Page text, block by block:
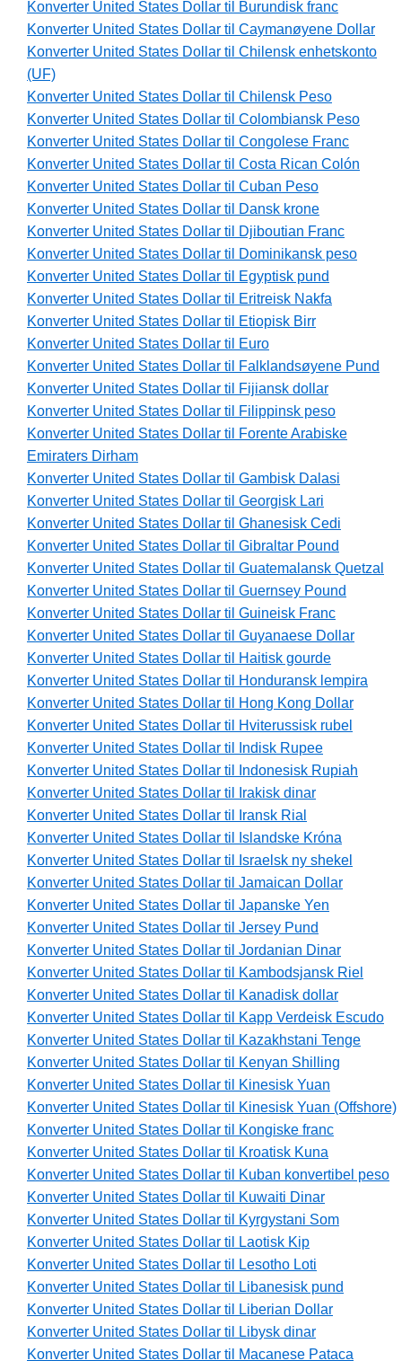
Konverter United States Dollar til Burundisk franc
Konverter United States Dollar til Caymanøyene Dollar
Konverter United States Dollar til Chilensk enhetskonto
(UF)
Konverter United States Dollar til Chilensk Peso
Konverter United States Dollar til Colombiansk Peso
Konverter United States Dollar til Congolese Franc
Konverter United States Dollar til Costa Rican Colón
Konverter United States Dollar til Cuban Peso
Konverter United States Dollar til Dansk krone
Konverter United States Dollar til Djiboutian Franc
Konverter United States Dollar til Dominikansk peso
Konverter United States Dollar til Egyptisk pund
Konverter United States Dollar til Eritreisk Nakfa
Konverter United States Dollar til Etiopisk Birr
Konverter United States Dollar til Euro
Konverter United States Dollar til Falklandsøyene Pund
Konverter United States Dollar til Fijiansk dollar
Konverter United States Dollar til Filippinsk peso
Konverter United States Dollar til Forente Arabiske
Emiraters Dirham
Konverter United States Dollar til Gambisk Dalasi
Konverter United States Dollar til Georgisk Lari
Konverter United States Dollar til Ghanesisk Cedi
Konverter United States Dollar til Gibraltar Pound
Konverter United States Dollar til Guatemalansk Quetzal
Konverter United States Dollar til Guernsey Pound
Konverter United States Dollar til Guineisk Franc
Konverter United States Dollar til Guyanaese Dollar
Konverter United States Dollar til Haitisk gourde
Konverter United States Dollar til Honduransk lempira
Konverter United States Dollar til Hong Kong Dollar
Konverter United States Dollar til Hviterussisk rubel
Konverter United States Dollar til Indisk Rupee
Konverter United States Dollar til Indonesisk Rupiah
Konverter United States Dollar til Irakisk dinar
Konverter United States Dollar til Iransk Rial
Konverter United States Dollar til Islandske Króna
Konverter United States Dollar til Israelsk ny shekel
Konverter United States Dollar til Jamaican Dollar
Konverter United States Dollar til Japanske Yen
Konverter United States Dollar til Jersey Pund
Konverter United States Dollar til Jordanian Dinar
Konverter United States Dollar til Kambodsjansk Riel
Konverter United States Dollar til Kanadisk dollar
Konverter United States Dollar til Kapp Verdeisk Escudo
Konverter United States Dollar til Kazakhstani Tenge
Konverter United States Dollar til Kenyan Shilling
Konverter United States Dollar til Kinesisk Yuan
Konverter United States Dollar til Kinesisk Yuan (Offshore)
Konverter United States Dollar til Kongiske franc
Konverter United States Dollar til Kroatisk Kuna
Konverter United States Dollar til Kuban konvertibel peso
Konverter United States Dollar til Kuwaiti Dinar
Konverter United States Dollar til Kyrgystani Som
Konverter United States Dollar til Laotisk Kip
Konverter United States Dollar til Lesotho Loti
Konverter United States Dollar til Libanesisk pund
Konverter United States Dollar til Liberian Dollar
Konverter United States Dollar til Libysk dinar
Konverter United States Dollar til Macanese Pataca